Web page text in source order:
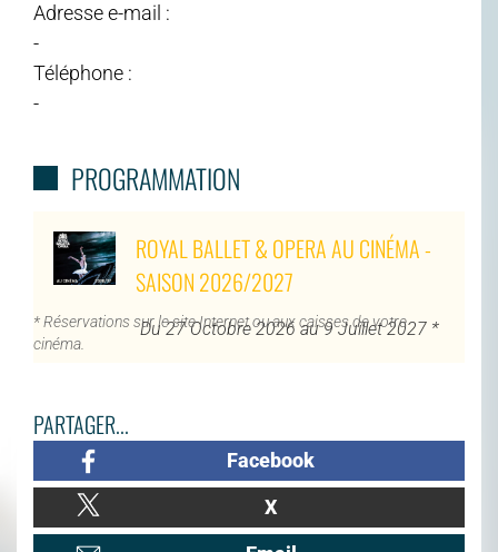
Adresse e-mail :
-
Téléphone :
-
PROGRAMMATION
ROYAL BALLET & OPERA AU CINÉMA -
SAISON 2026/2027
Du 27 Octobre 2026 au 9 Juillet 2027 *
* Réservations sur le site Internet ou aux caisses de votre
cinéma.
PARTAGER...
Facebook
X